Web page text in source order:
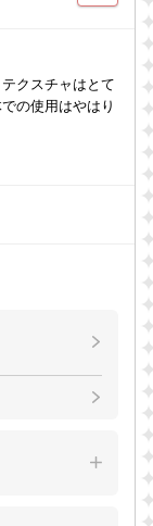
クスチャはとて
の使用はやはり